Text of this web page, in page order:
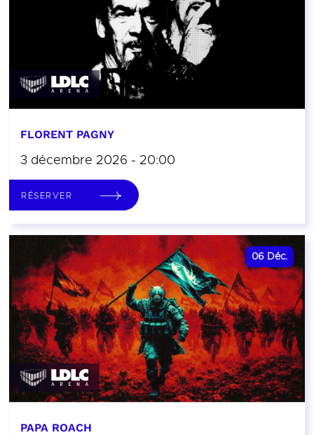
FLORENT PAGNY
3 décembre 2026 - 20:00
RÉSERVER
06 Déc.
PAPA ROACH